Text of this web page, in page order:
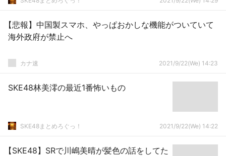
【悲報】中国製スマホ、やっぱおかしな機能がついていて
海外政府が禁止へ
カナ速 2021/9/22(We) 14:23
SKE48林美澪の最近1番怖いもの
SKE48まとめろぐっ！ 2021/9/22(We) 14:22
【SKE48】SRで川嶋美晴が髪色の話をしてた